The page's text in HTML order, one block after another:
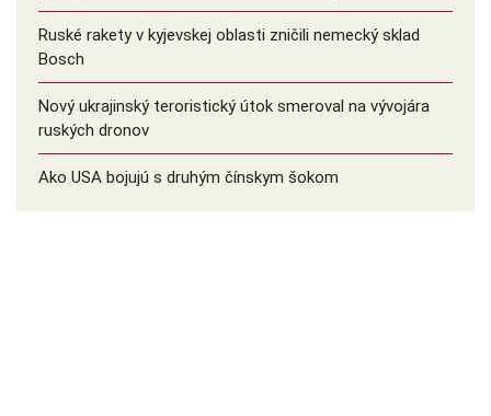
Ruské rakety v kyjevskej oblasti zničili nemecký sklad
Bosch
Nový ukrajinský teroristický útok smeroval na vývojára
ruských dronov
Ako USA bojujú s druhým čínskym šokom